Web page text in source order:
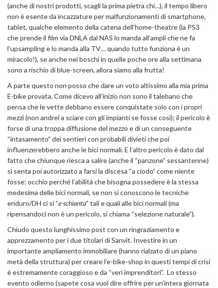
(anche di nostri prodotti, scagli la prima pietra chi…), il tempo libero
non è esente da incazzature per malfunzionamenti di smartphone,
tablet, qualche elemento della catena dell’home-theatre (la PS3
che prende il film via DNLA dal NAS lo manda all’ampli che ne fa
l’upsampling e lo manda alla TV… quando tutto funziona è un
miracolo!), se anche nei boschi in quelle poche ore alla settimana
sono a rischio di blue-screen, allora siamo alla frutta!
A parte questo non posso che dare un voto altissimo alla mia prima
E-bike provata. Come dicevo all’inizio non sono il talebano che
pensa che le vette debbano essere conquistate solo con i propri
mezzi (non andrei a sciare con gli impianti se fosse così); il pericolo è
forse di una troppa diffusione del mezzo e di un conseguente
“intasamento” dei sentieri con probabili divieti che poi
influenzerebbero anche le bici normali. E l’altro pericolo è dato dal
fatto che chiunque riesca a salire (anche il “panzone” sessantenne)
si senta poi autorizzato a farsi la discesa “a ciodo” come niente
fosse: occhio perché l’abilità che bisogna possedere è la stessa
medesima delle bici normali, se non si conoscono le tecniche
enduro/DH ci si “e-schianta” tali e quali alle bici normali (ma
ripensandoci non è un pericolo, si chiama “selezione naturale”).
Chiudo questo lunghissimo post con un ringraziamento e
apprezzamento per i due titolari di Sanvit. Investire in un
importante ampliamento immobiliare (hanno rialzato di un piano
metà della struttura) per creare l’e-bike-shop in questi tempi di crisi
è estremamente coraggioso e da “veri imprenditori”. Lo stesso
evento odierno (sapete cosa vuol dire offrire per un’intera giornata